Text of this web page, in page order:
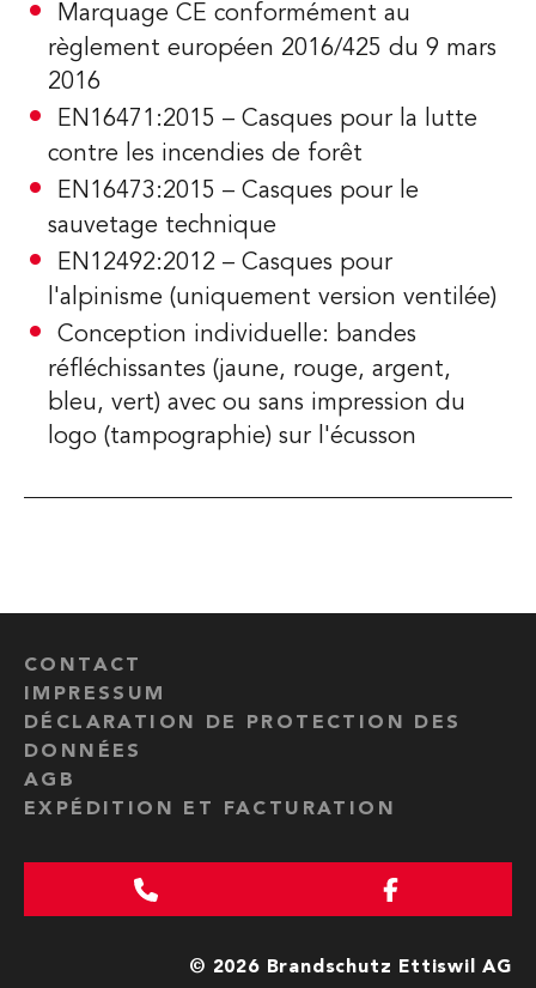
Marquage CE conformément au
règlement européen 2016/425 du 9 mars
2016
EN16471:2015 – Casques pour la lutte
contre les incendies de forêt
EN16473:2015 – Casques pour le
sauvetage technique
EN12492:2012 – Casques pour
l'alpinisme (uniquement version ventilée)
Conception individuelle: bandes
réfléchissantes (jaune, rouge, argent,
bleu, vert) avec ou sans impression du
logo (tampographie) sur l'écusson
© 2026 Brandschutz Ettiswil AG
CONTACT
IMPRESSUM
DÉCLARATION DE PROTECTION DES
DONNÉES
AGB
EXPÉDITION ET FACTURATION